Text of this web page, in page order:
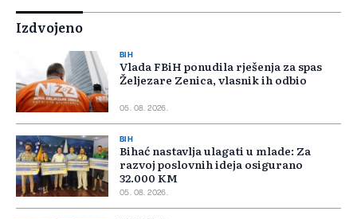
Izdvojeno
BIH
Vlada FBiH ponudila rješenja za spas
Željezare Zenica, vlasnik ih odbio
05. 08. 2026.
BIH
Bihać nastavlja ulagati u mlade: Za
razvoj poslovnih ideja osigurano
32.000 KM
05. 08. 2026.